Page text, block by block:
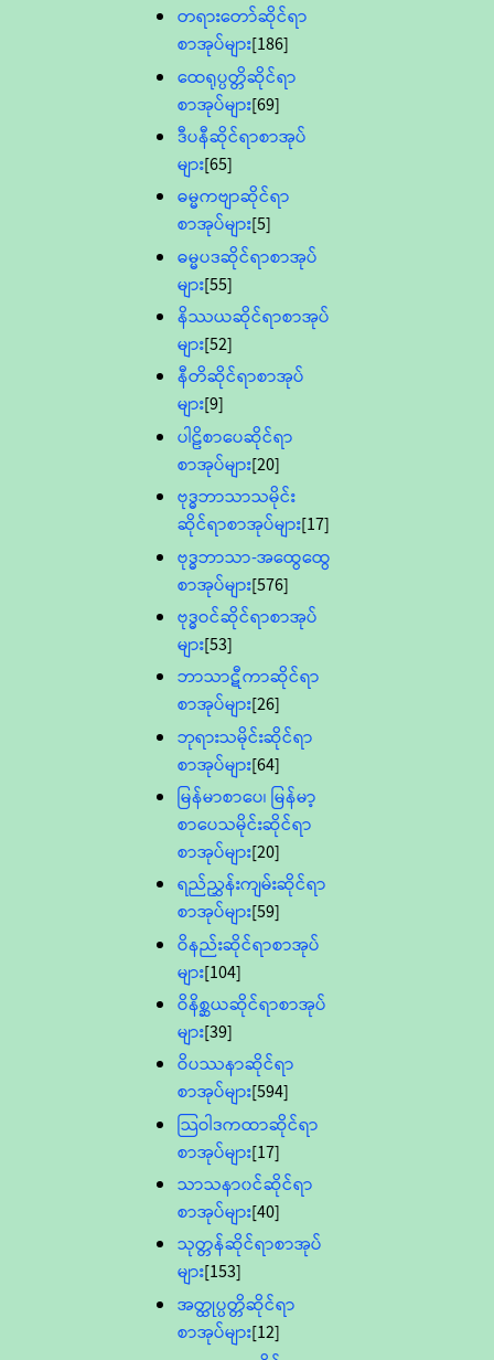
တရားတော်ဆိုင်ရာ
စာအုပ်များ[186]
ထေရုပ္ပတ္တိဆိုင်ရာ
စာအုပ်များ[69]
ဒီပနီဆိုင်ရာစာအုပ်
များ[65]
ဓမ္မကဗျာဆိုင်ရာ
စာအုပ်များ[5]
ဓမ္မပဒဆိုင်ရာစာအုပ်
များ[55]
နိဿယဆိုင်ရာစာအုပ်
များ[52]
နီတိဆိုင်ရာစာအုပ်
များ[9]
ပါဠိစာပေဆိုင်ရာ
စာအုပ်များ[20]
ဗုဒ္ဓဘာသာသမိုင်း
ဆိုင်ရာစာအုပ်များ[17]
ဗုဒ္ဓဘာသာ-အထွေထွေ
စာအုပ်များ[576]
ဗုဒ္ဓဝင်ဆိုင်ရာစာအုပ်
များ[53]
ဘာသာဋီကာဆိုင်ရာ
စာအုပ်များ[26]
ဘုရားသမိုင်းဆိုင်ရာ
စာအုပ်များ[64]
မြန်မာစာပေ၊ မြန်မာ့
စာပေသမိုင်းဆိုင်ရာ
စာအုပ်များ[20]
ရည်ညွှန်းကျမ်းဆိုင်ရာ
စာအုပ်များ[59]
ဝိနည်းဆိုင်ရာစာအုပ်
များ[104]
ဝိနိစ္ဆယဆိုင်ရာစာအုပ်
များ[39]
ဝိပဿနာဆိုင်ရာ
စာအုပ်များ[594]
သြဝါဒကထာဆိုင်ရာ
စာအုပ်များ[17]
သာသနာ၀င်ဆိုင်ရာ
စာအုပ်များ[40]
သုတ္တန်ဆိုင်ရာစာအုပ်
များ[153]
အတ္ထုပ္ပတ္တိဆိုင်ရာ
စာအုပ်များ[12]